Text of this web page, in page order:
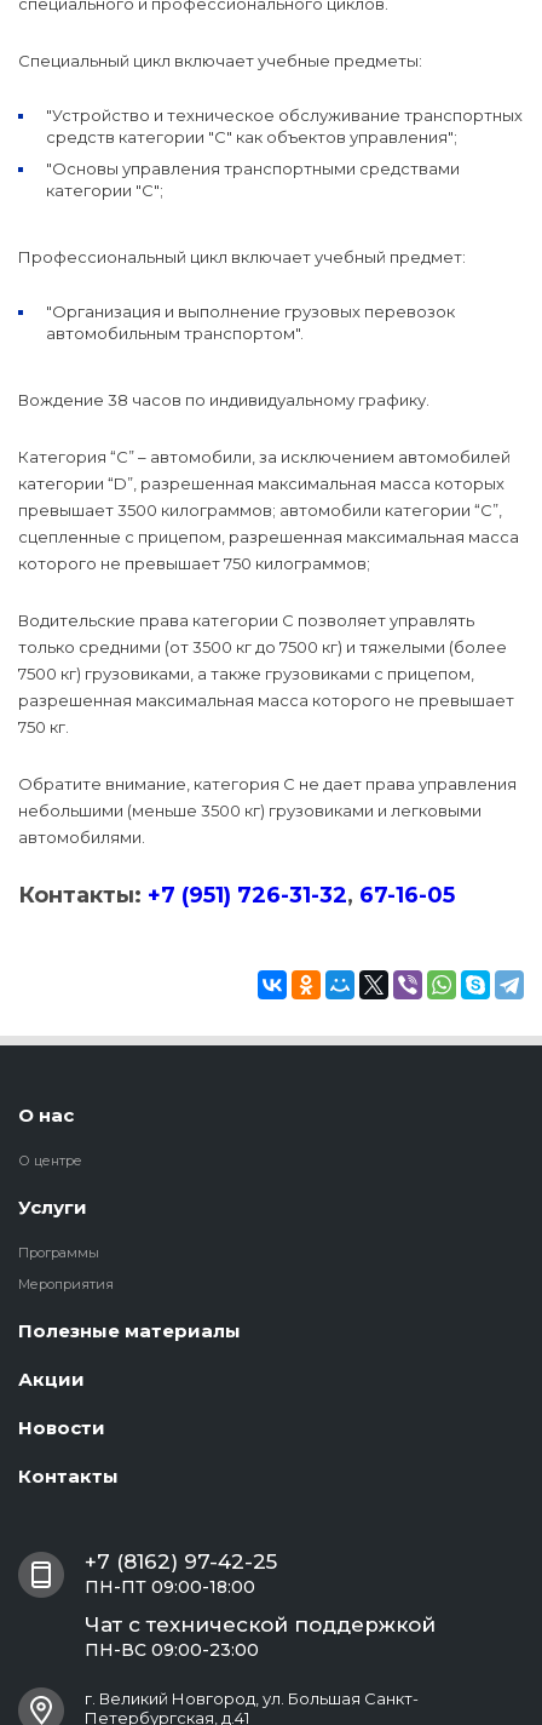
Специальный цикл включает учебные предметы:
"Устройство и техническое обслуживание транспортных
средств категории "C" как объектов управления";
"Основы управления транспортными средствами
категории "C";
Профессиональный цикл включает учебный предмет:
"Организация и выполнение грузовых перевозок
автомобильным транспортом".
Вождение 38 часов по индивидуальному графику.
Категория “С” – автомобили, за исключением автомобилей
категории “D”, разрешенная максимальная масса которых
превышает 3500 килограммов; автомобили категории “С”,
сцепленные с прицепом, разрешенная максимальная масса
которого не превышает 750 килограммов;
Водительские права категории С позволяет управлять
только средними (от 3500 кг до 7500 кг) и тяжелыми (более
7500 кг) грузовиками, а также грузовиками с прицепом,
разрешенная максимальная масса которого не превышает
750 кг.
Обратите внимание, категория C не дает права управления
небольшими (меньше 3500 кг) грузовиками и легковыми
автомобилями.
Контакты: +7 (951) 726-31-32, 67-16-05
О нас
О центре
Услуги
Программы
Мероприятия
Полезные материалы
Акции
Новости
Контакты
+7 (8162) 97-42-25
ПН-ПТ 09:00-18:00
Чат с технической поддержкой
ПН-ВС 09:00-23:00
г. Великий Новгород, ул. Большая Санкт-
Петербургская, д.41